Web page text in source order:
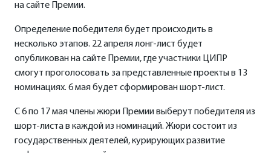
насайте Премии.
Определение победителя будет происходить в
несколько этапов. 22 апреля лонг-лист будет
опубликован на сайте Премии, где участники ЦИПР
смогут проголосовать за представленные проекты в 13
номинациях. 6 мая будет сформирован шорт-лист.
С 6 по 17 мая члены жюри Премии выберут победителя из
шорт-листа в каждой из номинаций. Жюри состоит из
государственных деятелей, курирующих развитие